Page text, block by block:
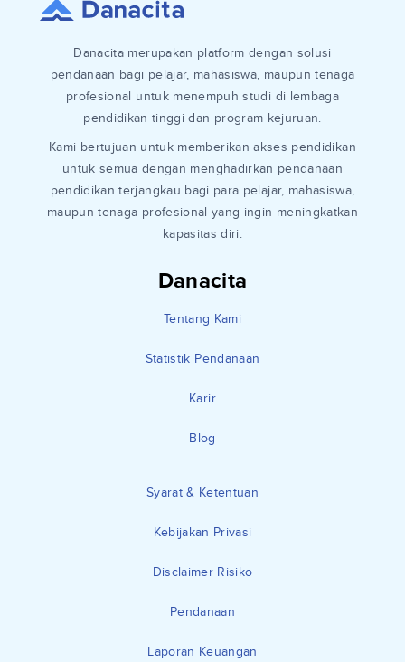
Danacita
Tentang Kami
Statistik Pendanaan
Karir
Blog
Syarat & Ketentuan
Kebijakan Privasi
Disclaimer Risiko
Pendanaan
Laporan Keuangan
Danacita merupakan platform dengan solusi
pendanaan bagi pelajar, mahasiswa, maupun tenaga
profesional untuk menempuh studi di lembaga
pendidikan tinggi dan program kejuruan.
Kami bertujuan untuk memberikan akses pendidikan
untuk semua dengan menghadirkan pendanaan
pendidikan terjangkau bagi para pelajar, mahasiswa,
maupun tenaga profesional yang ingin meningkatkan
kapasitas diri.